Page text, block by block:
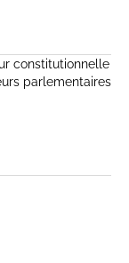
constitutionnelle
parlementaires